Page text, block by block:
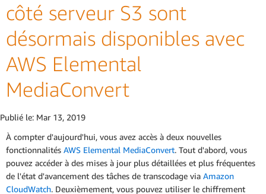
côté serveur S3 sont
désormais disponibles avec
AWS Elemental
MediaConvert
Publié le: Mar 13, 2019
À compter d'aujourd'hui, vous avez accès à deux nouvelles
fonctionnalités AWS Elemental MediaConvert. Tout d'abord, vous
pouvez accéder à des mises à jour plus détaillées et plus fréquentes
de l'état d'avancement des tâches de transcodage via Amazon
CloudWatch. Deuxièmement, vous pouvez utiliser le chiffrement